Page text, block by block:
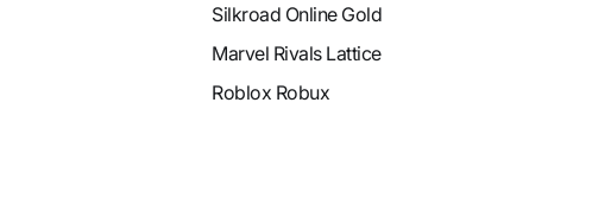
Silkroad Online Gold
Marvel Rivals Lattice
Roblox Robux